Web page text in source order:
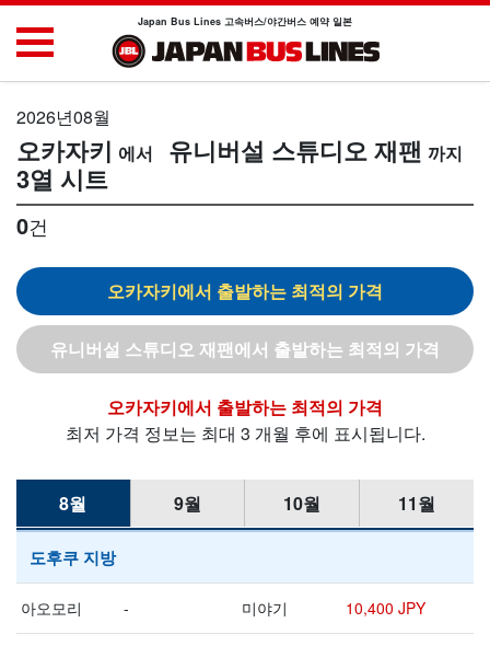
Japan Bus Lines 고속버스/야간버스 예약 일본
2026년08월
오카자키
유니버설 스튜디오 재팬
3열 시트
0건
오카자키
유니버설 스튜디오 재팬
오카자키
최저 가격 정보는 최대 3 개월 후에 표시됩니다.
8월 9월 10월 11월
도후쿠 지방
아오모리 - 미야기 10,400 JPY